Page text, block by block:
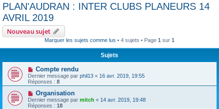
PLAN'AUDRAN : INTER CLUBS PLANEURS 14
AVRIL 2019
Nouveau sujet
Marquer les sujets comme lus • 4 sujets • Page 1 sur 1
Sujets
Compte rendu
Dernier message par phil13 « 16 avr. 2019, 19:55
Réponses : 8
Organisation
Dernier message par mitch « 14 avr. 2019, 19:48
Réponses : 18